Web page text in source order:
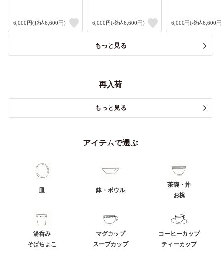
6,000円(税込6,600円) 6,000円(税込6,600円) 6,000円(税込6,600
もっと見る
再入荷
もっと見る
アイテムで選ぶ
皿 鉢・ボウル
茶碗・丼
お椀
湯呑み
そばちょこ
マグカップ
スープカップ
コーヒーカップ
ティーカップ